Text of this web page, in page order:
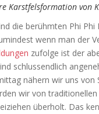
Karstfelsformation von
die berühmten Phi
wenn man der
zufolge ist der
schlussendlich
nähern wir uns
wir von
überholt. Das